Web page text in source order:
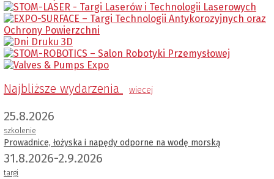
Najbliższe wydarzenia wiecej
25.8.2026
szkolenie
Prowadnice, łożyska i napędy odporne na wodę morską
31.8.2026-2.9.2026
targi